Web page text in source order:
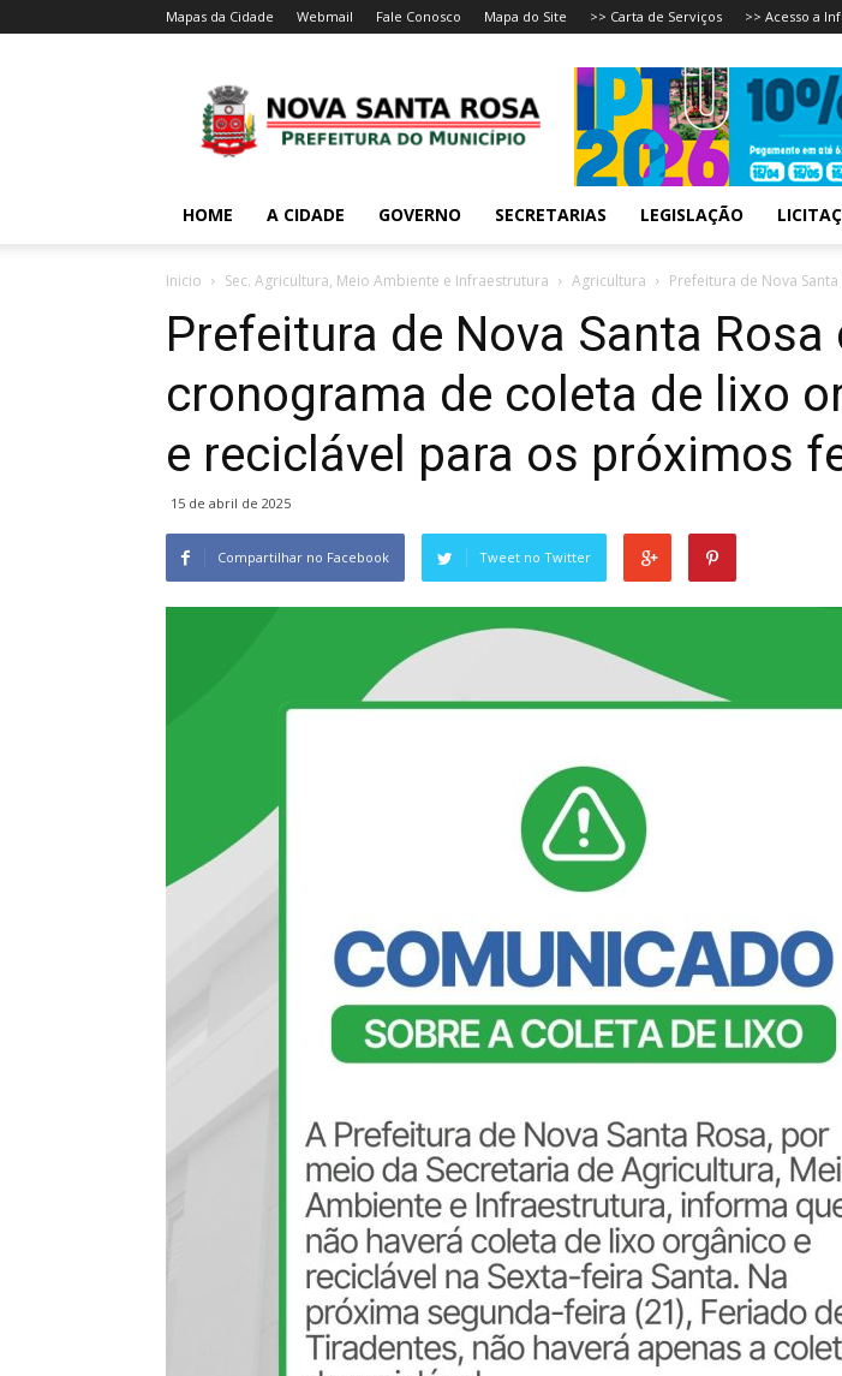
Mapas da Cidade Webmail Fale Conosco Mapa do Site >> Carta de Serviços >> Acesso a
HOME A CIDADE GOVERNO SECRETARIAS LEGISLAÇÃO
Inicio Sec. Agricultura, Meio Ambiente e Infraestrutura Agricultura Prefeitura de Nova
Prefeitura de Nova Santa Rosa
cronograma de coleta de lixo
e reciclável para os próximos
15 de abril de 2025
Compartilhar no Facebook Tweet no Twitter